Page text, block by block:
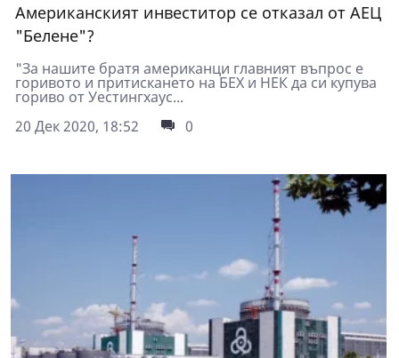
Американският инвеститор се отказал от АЕЦ
"Белене"?
"За нашите братя американци главният въпрос е
горивото и притискането на БЕХ и НЕК да си купува
гориво от Уестингхаус...
20 Дек 2020, 18:52
0